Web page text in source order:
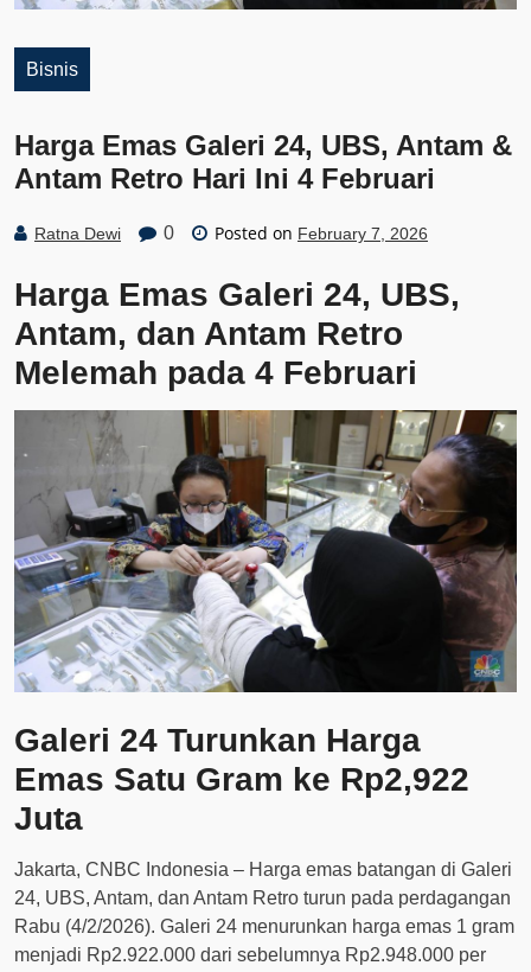
Bisnis
Harga Emas Galeri 24, UBS, Antam &
Antam Retro Hari Ini 4 Februari
Ratna Dewi 0 Posted on February 7, 2026
Harga Emas Galeri 24, UBS,
Antam, dan Antam Retro
Melemah pada 4 Februari
Galeri 24 Turunkan Harga
Emas Satu Gram ke Rp2,922
Juta
Jakarta, CNBC Indonesia – Harga emas batangan di Galeri
24, UBS, Antam, dan Antam Retro turun pada perdagangan
Rabu (4/2/2026). Galeri 24 menurunkan harga emas 1 gram
menjadi Rp2.922.000 dari sebelumnya Rp2.948.000 per